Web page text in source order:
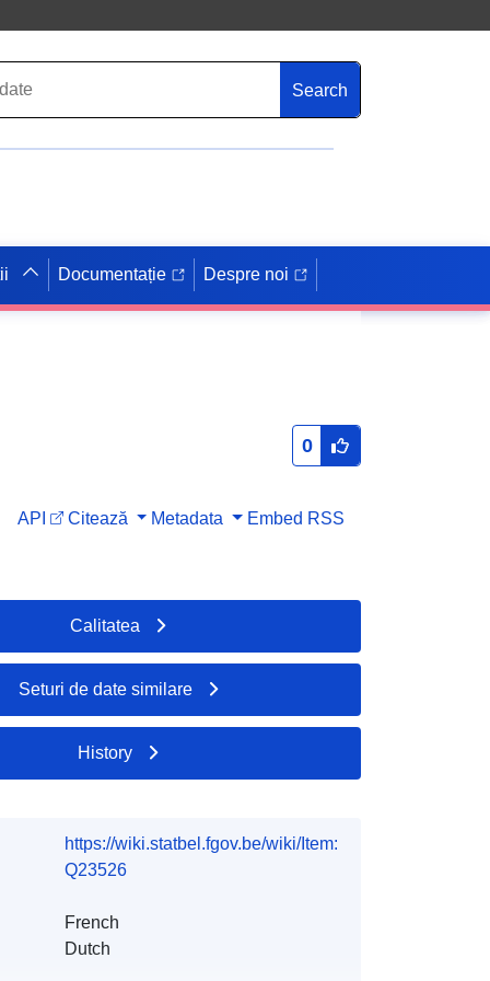
Search
Documentație Despre noi
0
API Citează Metadata Embed RSS
Calitatea
Seturi de date similare
History
https://wiki.statbel.fgov.be/wiki/Item:
Q23526
French
Dutch